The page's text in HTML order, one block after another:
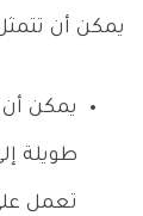
يمكن أن
يمكن
طويلة
تعمل